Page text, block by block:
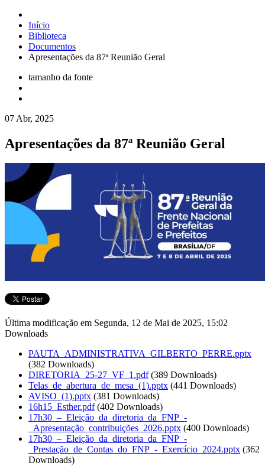
Início
Biblioteca
Documentos
Apresentações da 87ª Reunião Geral
tamanho da fonte
07 Abr, 2025
Apresentações da 87ª Reunião Geral
Última modificação em Segunda, 12 de Mai de 2025, 15:02
Downloads
PAUTA_ADMINISTRATIVA_GILBERTO_PERRE.pptx
(382 Downloads)
DIRETORIA_25-27_VF_1.pdf (389 Downloads)
Telas_de_abertura_de_mesa_(1).pptx (441 Downloads)
AVISO_(1).pptx (381 Downloads)
16h15_Esther.pdf (402 Downloads)
17h30_–_Eleição_da_diretoria_da_FNP_-
_Apresentação_contribuições_2026.pptx (400 Downloads)
17h30_–_Eleição_da_diretoria_da_FNP_-
_Prestação_de_Contas_do_FNP_-_Exercício_2024.pptx (362
Downloads)